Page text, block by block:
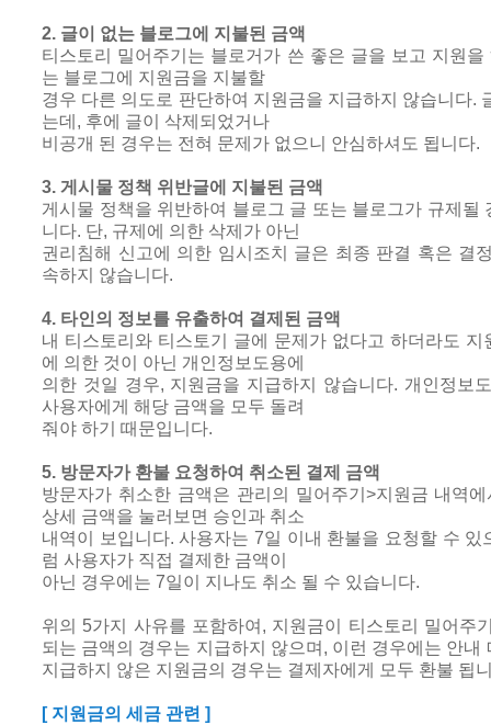
2. 글이 없는 블로그에 지불된 금액
티스토리 밀어주기는 블로거가 쓴 좋은 글을 보고 지원
는 블로그에 지원금을 지불할
경우 다른 의도로 판단하여 지원금을 지급하지 않습니다.
는데, 후에 글이 삭제되었거나
비공개 된 경우는 전혀 문제가 없으니 안심하셔도 됩니다.
3. 게시물 정책 위반글에 지불된 금액
게시물 정책을 위반하여 블로그 글 또는 블로그가 규제될
니다. 단, 규제에 의한 삭제가 아닌
권리침해 신고에 의한 임시조치 글은 최종 판결 혹은 결
속하지 않습니다.
4. 타인의 정보를 유출하여 결제된 금액
내 티스토리와 티스토기 글에 문제가 없다고 하더라도
에 의한 것이 아닌 개인정보도용에
의한 것일 경우, 지원금을 지급하지 않습니다. 개인정보
사용자에게 해당 금액을 모두 돌려
줘야 하기 때문입니다.
5. 방문자가 환불 요청하여 취소된 결제 금액
방문자가 취소한 금액은 관리의 밀어주기>지원금 내역
상세 금액을 눌러보면 승인과 취소
내역이 보입니다. 사용자는 7일 이내 환불을 요청할 수
럼 사용자가 직접 결제한 금액이
아닌 경우에는 7일이 지나도 취소 될 수 있습니다.
위의 5가지 사유를 포함하여, 지원금이 티스토리 밀어주
되는 금액의 경우는 지급하지 않으며, 이런 경우에는 안내
지급하지 않은 지원금의 경우는 결제자에게 모두 환불 됩
[ 지원금의 세금 관련 ]